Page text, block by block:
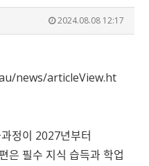
2024.08.08 12:17
news/articleView.ht
정이 2027년부터
은 필수 지식 습득과 학업